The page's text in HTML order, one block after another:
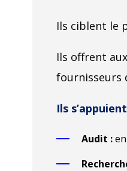
Ils ciblent le
Ils offrent
fournisseurs
Ils
Audit :